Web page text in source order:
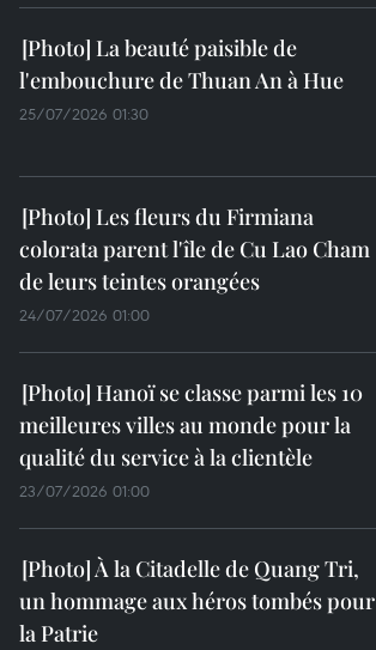
La beauté paisible de
l'embouchure de Thuan An à Hue
25/07/2026 01:30
Les fleurs du Firmiana
colorata parent l'île de Cu Lao Cham
de leurs teintes orangées
24/07/2026 01:00
Hanoï se classe parmi les 10
meilleures villes au monde pour la
qualité du service à la clientèle
23/07/2026 01:00
À la Citadelle de Quang Tri,
un hommage aux héros tombés pour
la Patrie